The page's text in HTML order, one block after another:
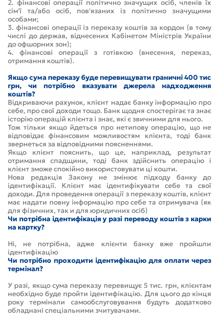
2. фінансові операції політично значущих осіб, членів їх
сім'ї та/або осіб, пов'язаних із політично значущими
особами;
3. фінансові операції із переказу коштів за кордон (в тому
числі до держав, віднесених Кабінетом Міністрів України
до офшорних зон);
4. фінансові операції з готівкою (внесення, переказ,
отримання коштів).
Якщо сума переказу буде перевищувати граничні 400 тис
грн, чи потрібно вказувати джерела надходження
коштів?
Відкриваючи рахунок, клієнт надає банку інформацію про
себе, про свої доходи тощо. Банк щодня спостерігає та знає
історію операцій клієнта і знає, які є звичними для нього.
Тож тільки якщо йдеться про нетипову операцію, що не
відповідає фінансовим можливостям клієнта, тоді банк
звернеться за відповідними поясненнями.
Якщо клієнт пояснить, що це, наприклад, результат
отримання спадщини, тоді банк здійснить операцію і
клієнт зможе спокійно використовувати ці кошти.
Нова редакція Закону не змінює підходу банку до
ідентифікації. Клієнт має ідентифікувати себе та свої
доходи. Для проведення операції з переказу коштів, клієнт
має надати повну інформацію про себе та отримувача (як
для фізичних, так и для юридичних осіб)
Чи потрібна ідентифікація у разі переводу коштів з карки
на картку?
Ні, не потрібна, адже клієнти банку вже пройшли
ідентифікацію
Чи потрібно проходити ідентифікацію для оплати через
термінал?
У разі, якщо сума переказу перевищує 5 тис. грн, клієнтам
необхідно буде пройти ідентифікацію. Для цього до кінця
року термінали самообслуговування будуть додатково
обладнані спеціальними зчитувачами.